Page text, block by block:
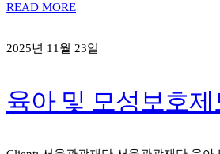
READ MORE
2025년 11월 23일
육아 및 모성보호